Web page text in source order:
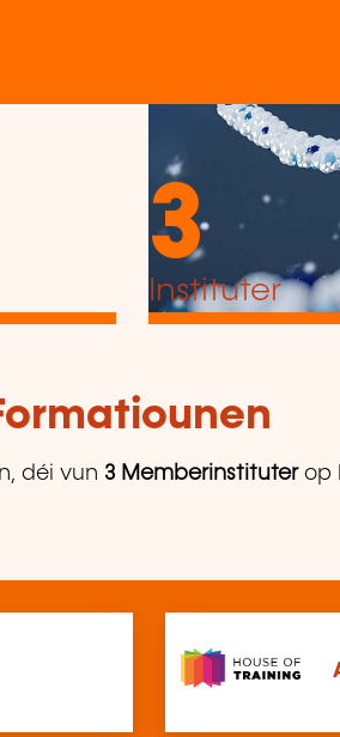
3
Instituter
déi vun 3 Memberinstituter op